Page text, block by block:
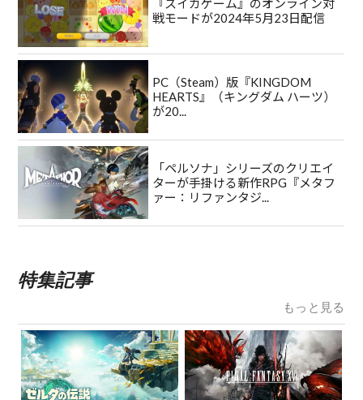
『スイカゲーム』のオンライン対
戦モードが2024年5月23日配信
PC（Steam）版『KINGDOM
HEARTS』（キングダム ハーツ）
が20...
「ペルソナ」シリーズのクリエイ
ターが手掛ける新作RPG『メタフ
ァー：リファンタジ...
特集記事
もっと見る